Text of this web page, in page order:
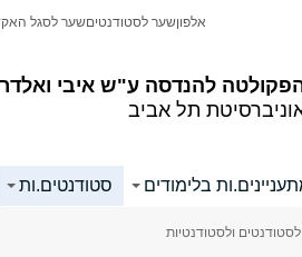
להנדסה ע"ש איבי
תל אביב
אלפוןשער לסטודנטיםשער לסגל
בלימודים סטודנטים.ות
ולסטודנטיות